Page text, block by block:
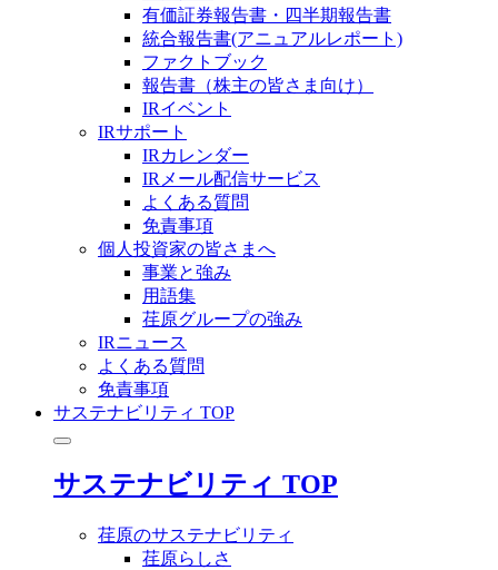
有価証券報告書・四半期報告書
統合報告書(アニュアルレポート)
ファクトブック
報告書（株主の皆さま向け）
IRイベント
IRサポート
IRカレンダー
IRメール配信サービス
よくある質問
免責事項
個人投資家の皆さまへ
事業と強み
用語集
荏原グループの強み
IRニュース
よくある質問
免責事項
サステナビリティ TOP
サステナビリティ TOP
荏原のサステナビリティ
荏原らしさ